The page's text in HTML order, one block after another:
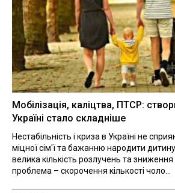
Мобілізація, каліцтва, ПТСР:
Україні стало складніше
Нестабільність і криза в Україні не
міцної сім'ї та бажанню народити
велика кількість розлучень та
проблема – скорочення кількості чоло...